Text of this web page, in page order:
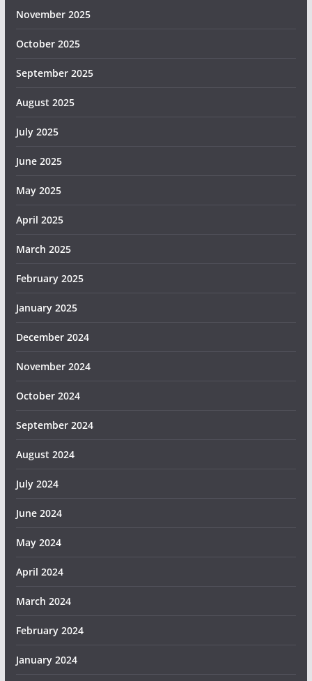
November 2025
October 2025
September 2025
August 2025
July 2025
June 2025
May 2025
April 2025
March 2025
February 2025
January 2025
December 2024
November 2024
October 2024
September 2024
August 2024
July 2024
June 2024
May 2024
April 2024
March 2024
February 2024
January 2024